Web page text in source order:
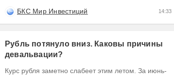
высоким...
БКС Мир Инвестиций 14:33
Рубль потянуло вниз. Каковы причины
девальвации?
Курс рубля заметно слабеет этим летом. За июнь-